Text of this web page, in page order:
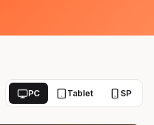
PC Tablet SP